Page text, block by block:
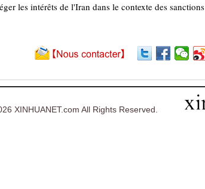
les intérêts de l'Iran dans le contexte des sanctions
XINHUANET.com All Rights Reserved.